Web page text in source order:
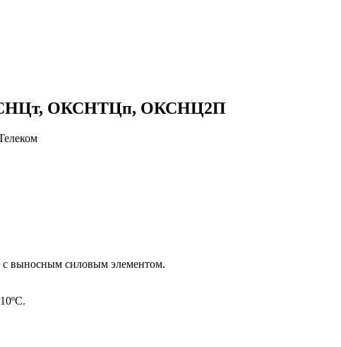
ОКСНТЦп, ОКСНЦ2П
с выносным силовым элементом.